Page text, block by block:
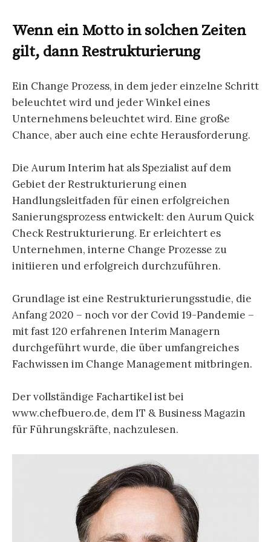
Wenn ein Motto in solchen Zeiten
gilt, dann Restrukturierung
Ein Change Prozess, in dem jeder einzelne Schritt
beleuchtet wird und jeder Winkel eines
Unternehmens beleuchtet wird. Eine große
Chance, aber auch eine echte Herausforderung.
Die Aurum Interim hat als Spezialist auf dem
Gebiet der Restrukturierung einen
Handlungsleitfaden für einen erfolgreichen
Sanierungsprozess entwickelt: den Aurum Quick
Check Restrukturierung. Er erleichtert es
Unternehmen, interne Change Prozesse zu
initiieren und erfolgreich durchzuführen.
Grundlage ist eine Restrukturierungsstudie, die
Anfang 2020 – noch vor der Covid 19-Pandemie –
mit fast 120 erfahrenen Interim Managern
durchgeführt wurde, die über umfangreiches
Fachwissen im Change Management mitbringen.
Der vollständige Fachartikel ist bei
www.chefbuero.de, dem IT & Business Magazin
für Führungskräfte, nachzulesen.